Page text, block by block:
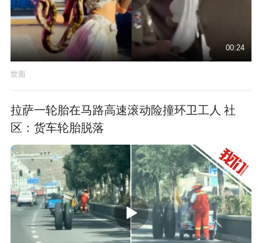
00:24
世面
拉萨一轮胎在马路高速滚动险撞环卫工人 社
区：货车轮胎脱落